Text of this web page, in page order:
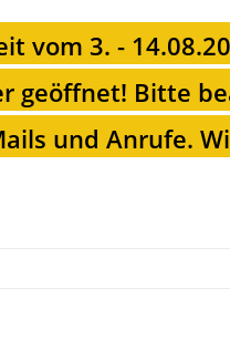
vom 3. -
geöffnet! Bitte
und Anrufe.